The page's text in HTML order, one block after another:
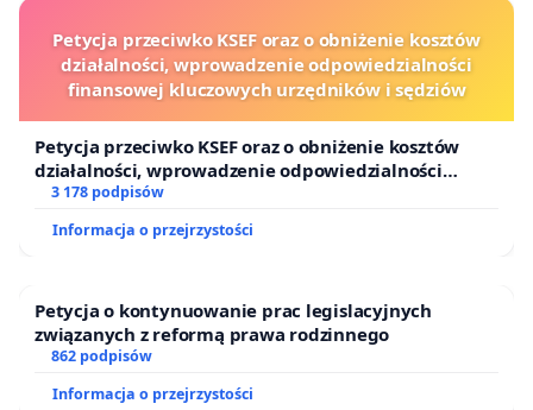
Petycja przeciwko KSEF oraz o obniżenie kosztów
działalności, wprowadzenie odpowiedzialności
finansowej kluczowych urzędników i sędziów
Petycja przeciwko KSEF oraz o obniżenie kosztów
działalności, wprowadzenie odpowiedzialności
finansowej kluczowych urzędników i sędziów
3 178 podpisów
Informacja o przejrzystości
Petycja o kontynuowanie prac legislacyjnych
związanych z reformą prawa rodzinnego
862 podpisów
Informacja o przejrzystości